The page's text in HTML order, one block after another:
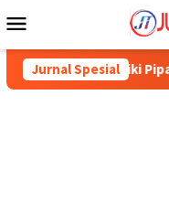
Mobile
Jurnal Spesial
Pipa JDU, Warga